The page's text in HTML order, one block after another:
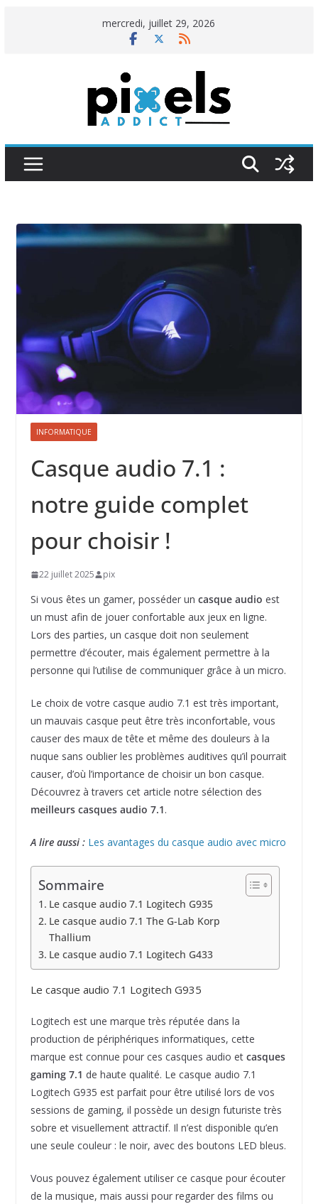
mercredi, juillet 29, 2026
INFORMATIQUE
Casque audio 7.1 :
notre guide complet
pour choisir !
22 juillet 2025 pix
Si vous êtes un gamer, posséder un casque audio est
un must afin de jouer confortable aux jeux en ligne.
Lors des parties, un casque doit non seulement
permettre d’écouter, mais également permettre à la
personne qui l’utilise de communiquer grâce à un micro.
Le choix de votre casque audio 7.1 est très important,
un mauvais casque peut être très inconfortable, vous
causer des maux de tête et même des douleurs à la
nuque sans oublier les problèmes auditives qu’il pourrait
causer, d’où l’importance de choisir un bon casque.
Découvrez à travers cet article notre sélection des
meilleurs casques audio 7.1.
A lire aussi : Les avantages du casque audio avec micro
Sommaire
Le casque audio 7.1 Logitech G935
Le casque audio 7.1 The G-Lab Korp
Thallium
Le casque audio 7.1 Logitech G433
Le casque audio 7.1 Logitech G935
Logitech est une marque très réputée dans la
production de périphériques informatiques, cette
marque est connue pour ces casques audio et casques
gaming 7.1 de haute qualité. Le casque audio 7.1
Logitech G935 est parfait pour être utilisé lors de vos
sessions de gaming, il possède un design futuriste très
sobre et visuellement attractif. Il n’est disponible qu’en
une seule couleur : le noir, avec des boutons LED bleus.
Vous pouvez également utiliser ce casque pour écouter
de la musique, mais aussi pour regarder des films ou